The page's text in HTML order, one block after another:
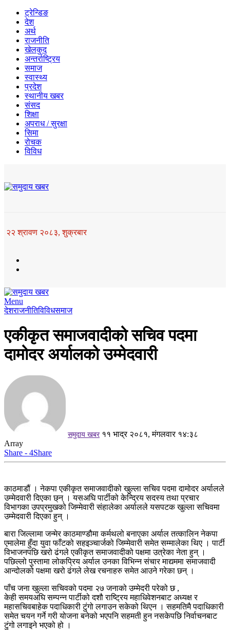
ट्रेन्डिङ
देश
अर्थ
राजनीति
खेलकुद
अन्तर्राष्ट्रिय
समाज
स्वास्थ्य
प्रदेश
स्थानीय खबर
संसद
शिक्षा
अपराध / सुरक्षा
सिमा
रोचक
विविध
२२ श्रावण २०८३, शुक्रबार
Menu
देशराजनीतिविविधसमाज
एकीकृत समाजवादीको सचिव पदमा
दामोदर अर्यालको उम्मेदवारी
समुदाय खबर ११ भाद्र २०८१, मंगलवार १४:३८
Array
Share - 4Share
काठमाडौं । नेकपा एकीकृत समाजवादीको खुल्ला सचिव पदमा दामोदर अर्यालले
उम्मेदवारी दिएका छ्न् । यसअघि पार्टीको केन्द्रिय सदस्य तथा प्रचार
विभागका उपप्रमुखको जिम्मेवारी संहालेका अर्यालले यसपटक खुल्ला सचिवमा
उम्मेदवारी दिएका हुन् ।
बारा जिल्लामा जन्मेर काठमाण्डौमा कर्मथलो बनाएका अर्याल तत्कालिन नेकपा
एमालेमा हुँदा युवा फाँटको सहइञ्चार्जको जिम्मेवारी समेत सम्मालेका थिए । पार्टी
विभाजनपछि खरो ढंगले एकीकृत समाजवादीको पक्षमा उत्रेका नेता हुन् ।
पछिल्लो पुस्तामा लोकप्रिय अर्याल उनका विभिन्न संचार माद्यममा समाजवादी
आन्दोलको पक्षमा खरो ढंगले लेख रचनाहरु समेत आउने गरेका छन् ।
पाँच जना खुल्ला सचिवको पदमा २७ जनाको उम्मेदरी परेको छ ,
केही समयअघि सम्पन्न पार्टीको दशौ राष्ट्रिय महाधिवेशनबाट अध्यक्ष र
महासचिवबाहेक पदाधिकारी टुंगो लगाउन सकेको थिएन । सहमतिमै पदाधिकारी
समेत चयन गर्ने गरी योजना बनेको भएपनि सहमती हुन नसकेपछि निर्वाचनबाट
टुंगो लगाइने भएको हो ।